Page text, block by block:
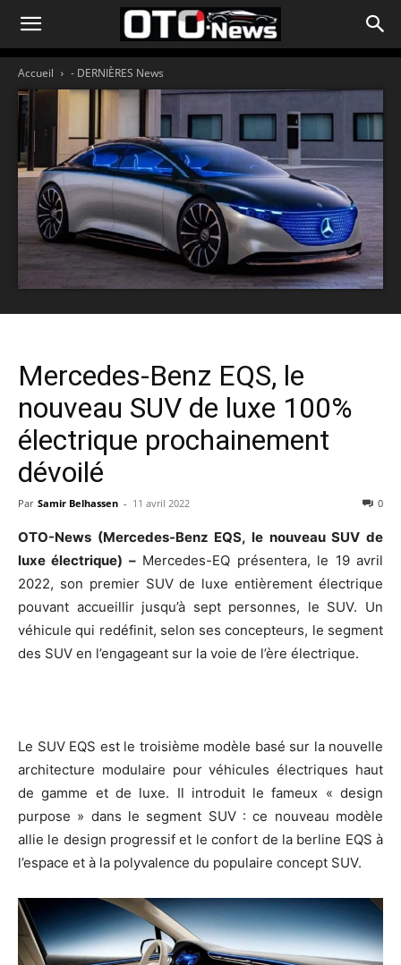
Accueil - DERNIÈRES News
Mercedes-Benz EQS, le
nouveau SUV de luxe 100%
électrique prochainement
dévoilé
Par Samir Belhassen - 11 avril 2022 0
OTO-News (Mercedes-Benz EQS, le nouveau SUV de
luxe électrique) –Mercedes-EQ présentera, le 19 avril
2022, son premier SUV de luxe entièrement électrique
pouvant accueillir jusqu’à sept personnes, le SUV. Un
véhicule qui redéfinit, selon ses concepteurs, le segment
des SUV en l’engageant sur la voie de l’ère électrique.
Le SUV EQS est le troisième modèle basé sur la nouvelle
architecture modulaire pour véhicules électriques haut
de gamme et de luxe. Il introduit le fameux « design
purpose » dans le segment SUV : ce nouveau modèle
allie le design progressif et le confort de la berline EQS à
l’espace et à la polyvalence du populaire concept SUV.